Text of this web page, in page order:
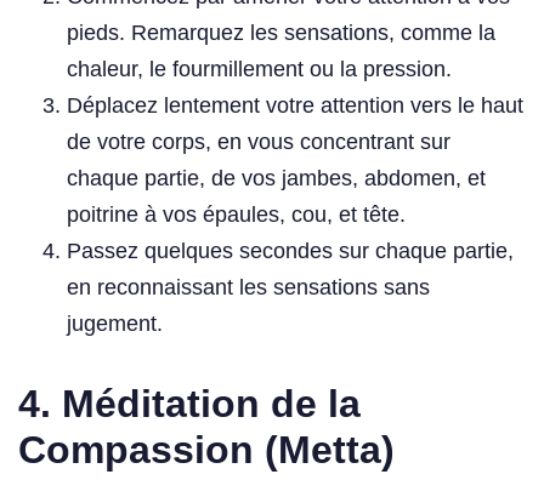
pieds. Remarquez les sensations, comme la
chaleur, le fourmillement ou la pression.
Déplacez lentement votre attention vers le haut
de votre corps, en vous concentrant sur
chaque partie, de vos jambes, abdomen, et
poitrine à vos épaules, cou, et tête.
Passez quelques secondes sur chaque partie,
en reconnaissant les sensations sans
jugement.
4. Méditation de la
Compassion (Metta)